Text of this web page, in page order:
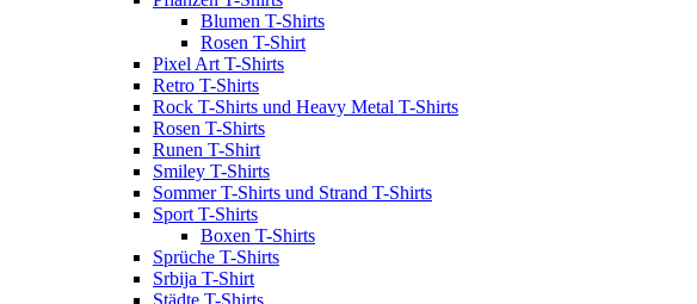
Blumen T-Shirts
Rosen T-Shirt
Pixel Art T-Shirts
Retro T-Shirts
Rock T-Shirts und Heavy Metal T-Shirts
Rosen T-Shirts
Runen T-Shirt
Smiley T-Shirts
Sommer T-Shirts und Strand T-Shirts
Sport T-Shirts
Boxen T-Shirts
Sprüche T-Shirts
Srbija T-Shirt